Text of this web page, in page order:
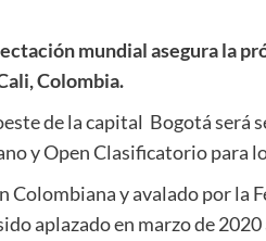
mundial asegura la
Colombia.
de la capital Bogotá será
y Open Clasificatorio para
Colombiana y avalado por la
aplazado en marzo de